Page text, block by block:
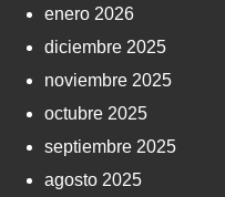
enero 2026
diciembre 2025
noviembre 2025
octubre 2025
septiembre 2025
agosto 2025